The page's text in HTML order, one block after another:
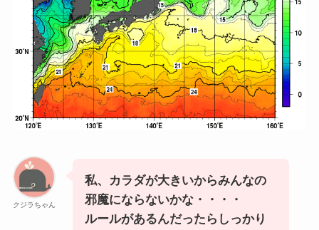
クジラちゃん
私、カラダが大きいからみんなの
邪魔にならないかな・・・・
ルールがあるんだったらしっかり